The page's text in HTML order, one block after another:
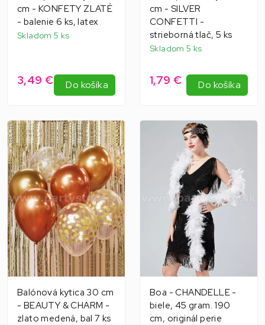
cm - KONFETY ZLATÉ
- balenie 6 ks, latex
Skladom 5 ks
3,49 € Do košíka
cm - SILVER
CONFETTI -
strieborná tlač, 5 ks
Skladom 5 ks
1,79 € Do košíka
Balónová kytica 30 cm
- BEAUTY & CHARM -
zlato medená, bal 7 ks
Boa - CHANDELLE -
biele, 45 gram. 190
cm, originál perie